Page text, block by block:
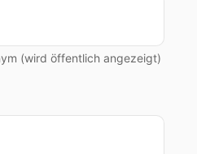
(wird öffentlich angezeigt)